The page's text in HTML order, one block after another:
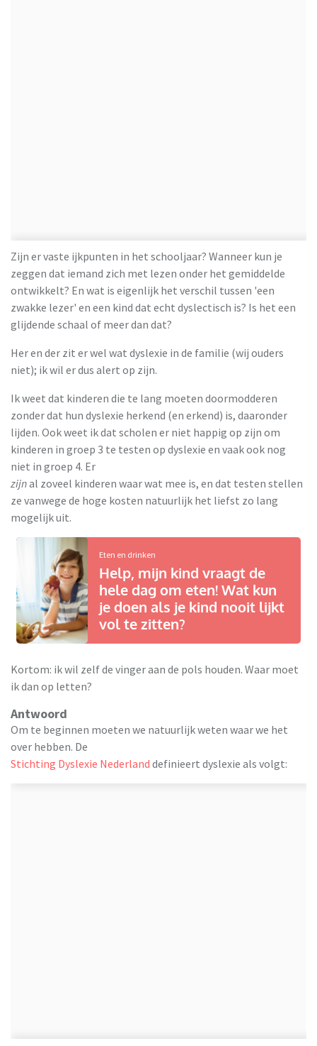
Zijn er vaste ijkpunten in het schooljaar? Wanneer kun je
zeggen dat iemand zich met lezen onder het gemiddelde
ontwikkelt? En wat is eigenlijk het verschil tussen 'een
zwakke lezer' en een kind dat echt dyslectisch is? Is het een
glijdende schaal of meer dan dat?
Her en der zit er wel wat dyslexie in de familie (wij ouders
niet); ik wil er dus alert op zijn.
Ik weet dat kinderen die te lang moeten doormodderen
zonder dat hun dyslexie herkend (en erkend) is, daaronder
lijden. Ook weet ik dat scholen er niet happig op zijn om
kinderen in groep 3 te testen op dyslexie en vaak ook nog
niet in groep 4. Er
zijnal zoveel kinderen waar wat mee is, en dat testen stellen
ze vanwege de hoge kosten natuurlijk het liefst zo lang
mogelijk uit.
Eten en drinken
Help, mijn kind vraagt de
hele dag om eten! Wat kun
je doen als je kind nooit lijkt
vol te zitten?
Kortom: ik wil zelf de vinger aan de pols houden. Waar moet
ik dan op letten?
Antwoord
Om te beginnen moeten we natuurlijk weten waar we het
over hebben. De
Stichting Dyslexie Nederland definieert dyslexie als volgt: